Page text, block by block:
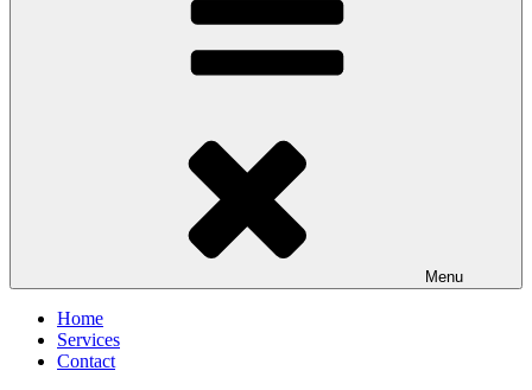
Menu
Home
Services
Contact